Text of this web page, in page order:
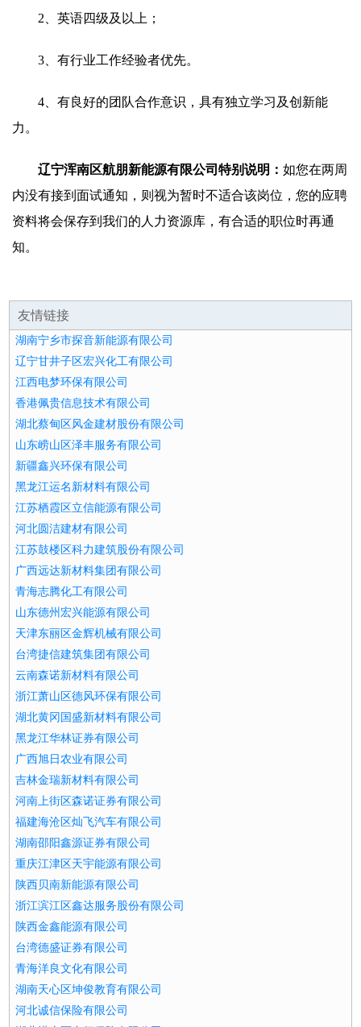
2、英语四级及以上；
3、有行业工作经验者优先。
4、有良好的团队合作意识，具有独立学习及创新能
力。
辽宁浑南区航朋新能源有限公司特别说明： 如您在两周
内没有接到面试通知，则视为暂时不适合该岗位，您的应聘
资料将会保存到我们的人力资源库，有合适的职位时再通
知。
友情链接
湖南宁乡市探音新能源有限公司
辽宁甘井子区宏兴化工有限公司
江西电梦环保有限公司
香港佩贵信息技术有限公司
湖北蔡甸区风金建材股份有限公司
山东崂山区泽丰服务有限公司
新疆鑫兴环保有限公司
黑龙江运名新材料有限公司
江苏栖霞区立信能源有限公司
河北圆洁建材有限公司
江苏鼓楼区科力建筑股份有限公司
广西远达新材料集团有限公司
青海志腾化工有限公司
山东德州宏兴能源有限公司
天津东丽区金辉机械有限公司
台湾捷信建筑集团有限公司
云南森诺新材料有限公司
浙江萧山区德风环保有限公司
湖北黄冈国盛新材料有限公司
黑龙江华林证券有限公司
广西旭日农业有限公司
吉林金瑞新材料有限公司
河南上街区森诺证券有限公司
福建海沧区灿飞汽车有限公司
湖南邵阳鑫源证券有限公司
重庆江津区天宇能源有限公司
陕西贝南新能源有限公司
浙江滨江区鑫达服务股份有限公司
陕西金鑫能源有限公司
台湾德盛证券有限公司
青海洋良文化有限公司
湖南天心区坤俊教育有限公司
河北诚信保险有限公司